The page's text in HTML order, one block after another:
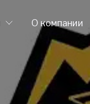
О компании